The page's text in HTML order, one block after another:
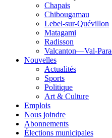
Chapais
Chibougamau
Lebel-sur-Quévillon
Matagami
Radisson
Valcanton—Val-
Nouvelles
Actualités
Sports
Politique
Art & Culture
Emplois
Nous joindre
Abonnements
Élections municipales